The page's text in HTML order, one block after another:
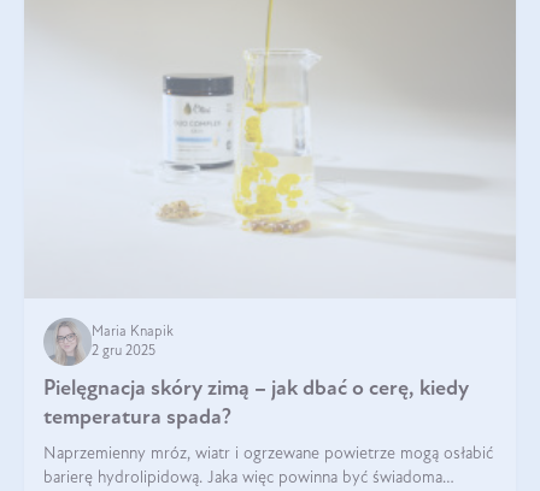
Maria Knapik
2 gru 2025
Pielęgnacja skóry zimą – jak dbać o cerę, kiedy
temperatura spada?
Naprzemienny mróz, wiatr i ogrzewane powietrze mogą osłabić
barierę hydrolipidową. Jaka więc powinna być świadoma